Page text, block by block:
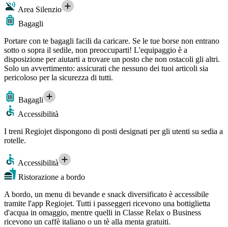
Area Silenzio
Bagagli
Portare con te bagagli facili da caricare. Se le tue borse non entrano
sotto o sopra il sedile, non preoccuparti! L'equipaggio è a
disposizione per aiutarti a trovare un posto che non ostacoli gli altri.
Solo un avvertimento: assicurati che nessuno dei tuoi articoli sia
pericoloso per la sicurezza di tutti.
Bagagli
Accessibilità
I treni Regiojet dispongono di posti designati per gli utenti su sedia a
rotelle.
Accessibilità
Ristorazione a bordo
A bordo, un menu di bevande e snack diversificato è accessibile
tramite l'app Regiojet. Tutti i passeggeri ricevono una bottiglietta
d'acqua in omaggio, mentre quelli in Classe Relax o Business
ricevono un caffè italiano o un tè alla menta gratuiti.